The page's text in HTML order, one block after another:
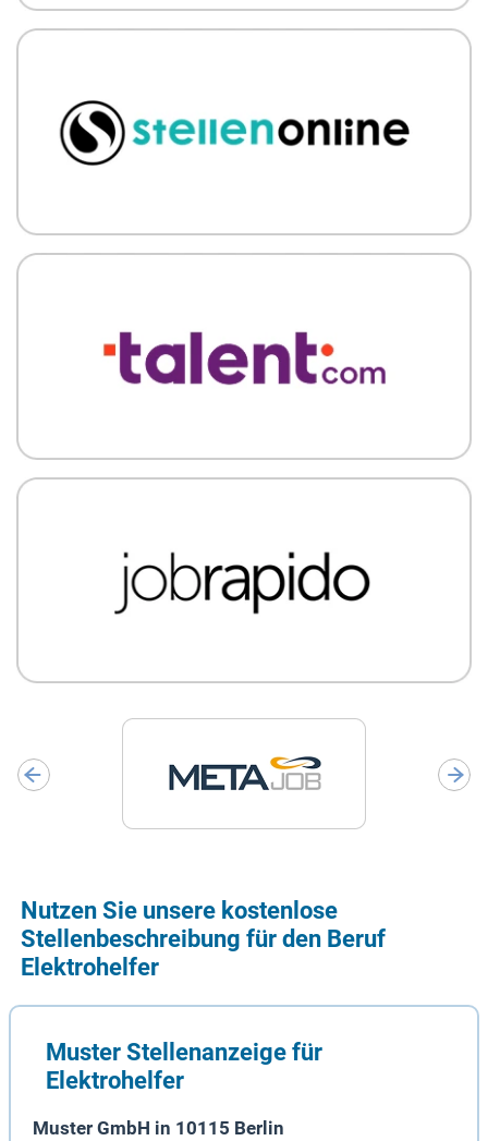
Nutzen Sie unsere kostenlose
Stellenbeschreibung für den Beruf
Elektrohelfer
Muster Stellenanzeige für
Elektrohelfer
Muster GmbH in 10115 Berlin